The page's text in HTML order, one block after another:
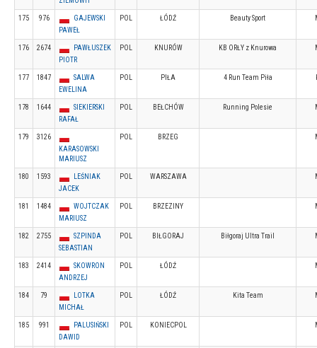
175 976
GAJEWSKI
PAWEŁ
POL ŁÓDŹ Beauty Sport
176 2674
PAWŁUSZEK
PIOTR
POL KNURÓW KB ORŁY z Knurowa
177 1847
SALWA
EWELINA
POL PIŁA 4 Run Team Piła
178 1644
SIEKIERSKI
RAFAŁ
POL BEŁCHÓW Running Polesie
179
3126
KARASOWSKI
MARIUSZ
POL BRZEG
180 1593
LEŚNIAK
JACEK
POL WARSZAWA
181 1484
WOJTCZAK
MARIUSZ
POL BRZEZINY
182 2755
SZPINDA
SEBASTIAN
POL BIŁGORAJ Biłgoraj Ultra Trail
183 2414
SKOWRON
ANDRZEJ
POL ŁÓDŹ
184 79
LOTKA
MICHAŁ
POL ŁÓDŹ Kita Team
185 991
PALUSIŃSKI
DAWID
POL KONIECPOL